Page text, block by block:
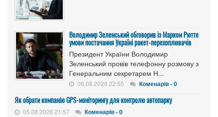
Володимир Зеленський обговорив із Марком Рютте
умови постачання Україні ракет-перехоплювачів
Президент України Володимир
Зеленський провів телефонну розмову з
Генеральним секретарем Н...
06.08.2026 22:55 Коменарів - 0
Як обрати компанію GPS-моніторингу для контролю автопарку
05.08.2026 21:57 Коменарів - 0